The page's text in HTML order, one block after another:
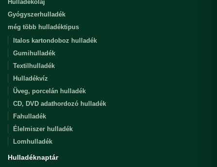
Hulladékolaj
Gyógyszerhulladék
még több hulladéktipus
Italos kartondoboz hulladék
Gumihulladék
Textilhulladék
Hulladékvíz
Üveg, porcelán hulladék
CD, DVD adathordozó hulladék
Fahulladék
Élelmiszer hulladék
Lomhulladék
Hulladéknaptár